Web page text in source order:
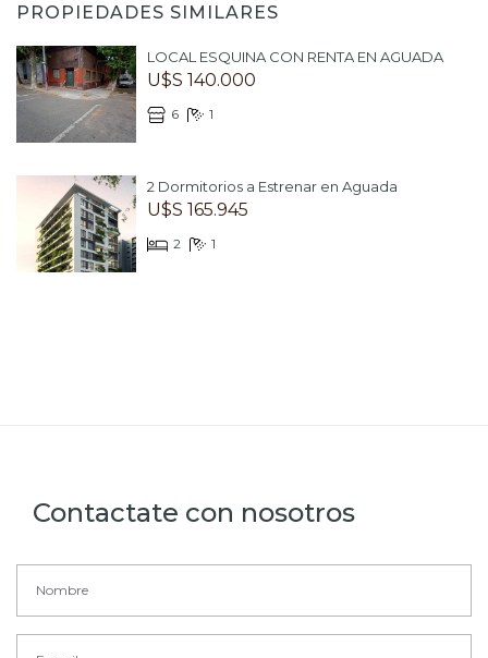
PROPIEDADES SIMILARES
LOCAL ESQUINA CON RENTA EN AGUADA
U$S 140.000
6 1
2 Dormitorios a Estrenar en Aguada
U$S 165.945
2 1
Contactate con nosotros